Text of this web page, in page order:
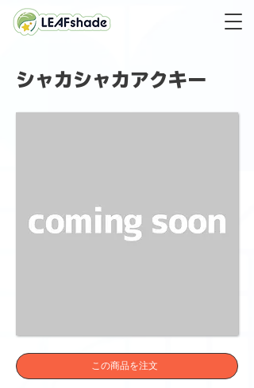
シャカシャカアクキー
この商品を注文